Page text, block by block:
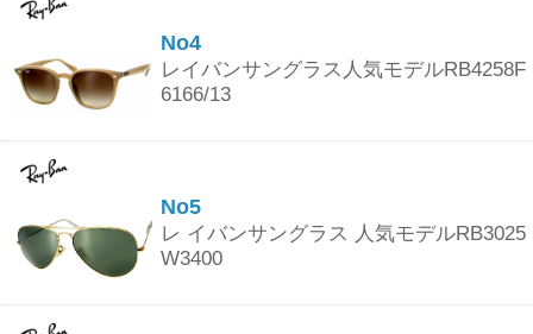
No4
レイバンサングラス人気モデルRB4258F
6166/13
No5
レ イバンサングラス 人気モデルRB3025
W3400